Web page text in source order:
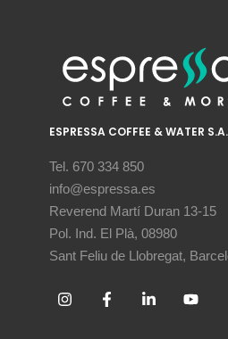
ESPRESSA COFFEE & WATER S.A.
Tel. 670 334 850
info@espressa.es
Reverend Martí Duran 13-15
Pol. Ind. El Plà, 08980
Sant Feliu de Llobregat,